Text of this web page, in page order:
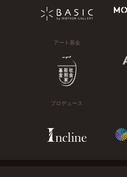
アート基金
プロデュース